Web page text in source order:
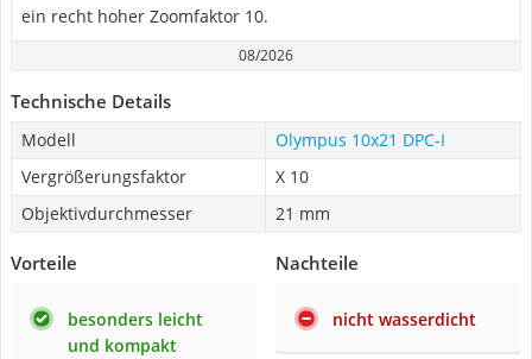
ein recht hoher Zoomfaktor 10.
08/2026
Technische Details
Modell
Olympus 10x21 DPC-I
Vergrößerungsfaktor
X 10
Objektivdurchmesser
21 mm
Vorteile
besonders leicht
und kompakt
Nachteile
nicht wasserdicht